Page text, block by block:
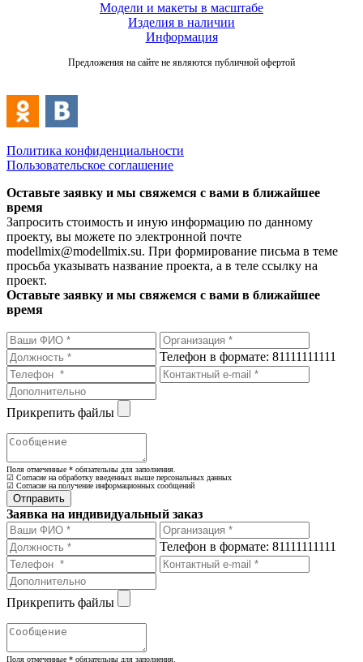
Модели и макеты в масштабе
Изделия в наличии
Информация
Предложения на сайте не являются публичной офертой
Политика конфиденциальности
Пользовательское соглашение
Оставьте заявку и мы свяжемся с вами в ближайшее
время
Запросить стоимость и иную информацию по данному
проекту, вы можете по электронной почте
modellmix@modellmix.su. При формирование письма в теме
просьба указывать название проекта, а в теле ссылку на
проект.
Оставьте заявку и мы свяжемся с вами в ближайшее
время
Телефон в формате: 81111111111
Прикрепить файлы
Поля отмеченные * обязательны для заполнения.
☑ Согласие на обработку введенных выше персональных данных
☑ Согласие на получение информационных сообщений
Заявка на индивидуальный заказ
Телефон в формате: 81111111111
Прикрепить файлы
Поля отмеченные * обязательны для заполнения.